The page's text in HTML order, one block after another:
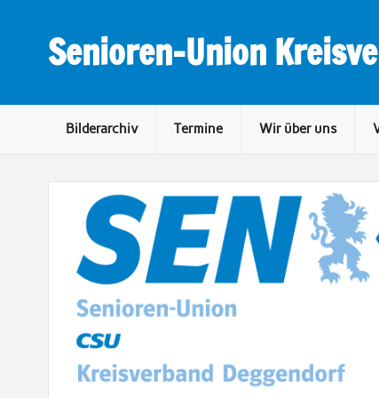
Senioren-Union
Bilderarchiv Termine Wir über uns